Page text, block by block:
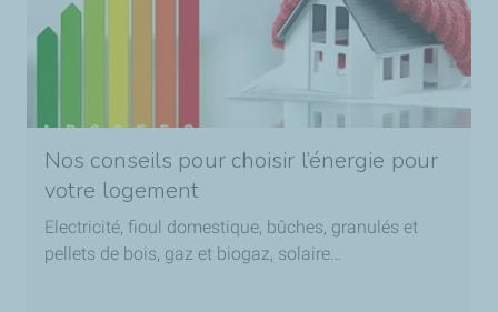
Nos conseils pour choisir l’énergie pour
votre logement
Electricité, fioul domestique, bûches, granulés et
pellets de bois, gaz et biogaz, solaire…